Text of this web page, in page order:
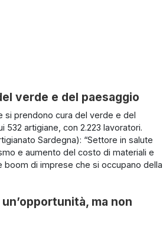
verde e del paesaggio
si prendono cura del verde e del
532 artigiane, con 2.223 lavoratori.
Sardegna): “Settore in salute
e aumento del costo di materiali e
boom di imprese che si occupano della
ma non